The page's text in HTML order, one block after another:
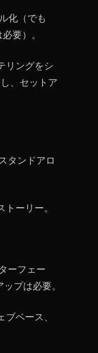
化（でも
要）。
リングをシ
、セットア
タンドアロ
ーリー。
ーフェー
プは必要。
ベース、